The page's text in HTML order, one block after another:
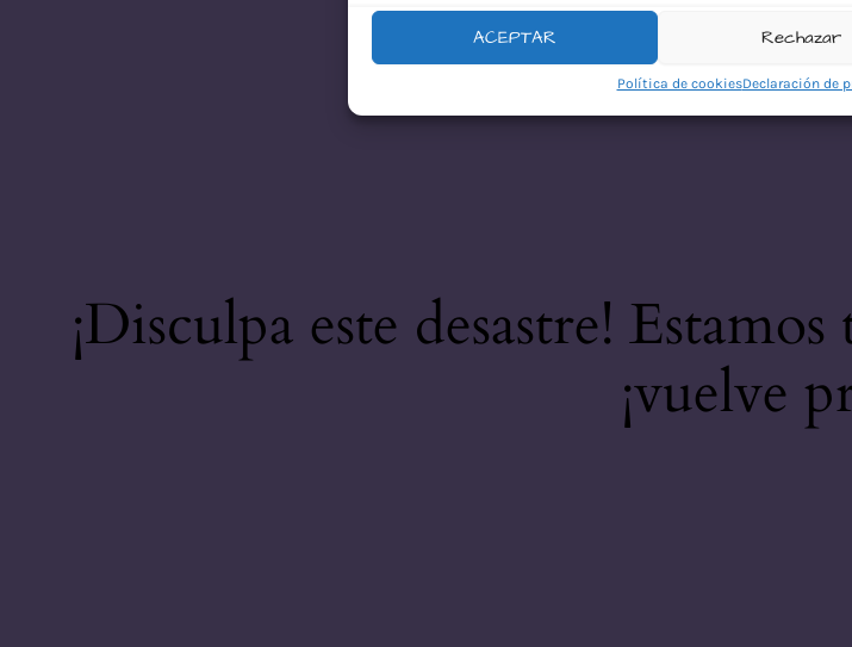
ACEPTAR Rechazar
Política de cookiesDeclaración de
¡Disculpa este desastre!
¡vuelve